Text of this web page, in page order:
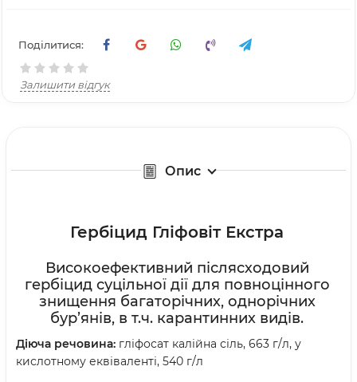
Поділитися:
Залишити відгук
Опис
Гербіцид Гліфовіт Екстра
Високоефективний післясходовий
гербіцид суцільної дії для повноцінного
знищення багаторічних, однорічних
бур’янів, в т.ч. карантинних видів.
Діюча речовина: гліфосат калійна сіль, 663 г/л, у
кислотному еквіваленті, 540 г/л